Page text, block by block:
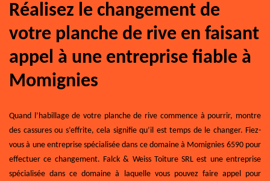
Réalisez le changement de
votre planche de rive en faisant
appel à une entreprise fiable à
Momignies
Quand l’habillage de votre planche de rive commence à pourrir, montre
des cassures ou s’effrite, cela signifie qu’il est temps de le changer. Fiez-
vous à une entreprise spécialisée dans ce domaine à Momignies 6590 pour
effectuer ce changement. Falck & Weiss Toiture SRL est une entreprise
spécialisée dans ce domaine à laquelle vous pouvez faire appel pour